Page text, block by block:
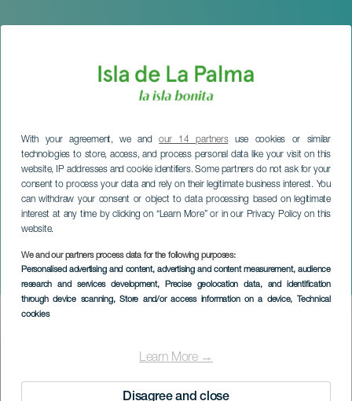
With your agreement, we andour 14 partnersuse cookies or similar
technologies to store, access, and process personal data like your visit on this
website, IP addresses and cookie identifiers. Some partners do not ask for your
consent to process your data and rely on their legitimate business interest. You
can withdraw your consent or object to data processing based on legitimate
interest at any time by clicking on “Learn More” or in our Privacy Policy on this
website.
We and our partners process data for the following purposes:
Personalised advertising and content, advertising and content measurement, audience
research and services development, Precise geolocation data, and identification
through device scanning, Store and/or access information on a device, Technical
cookies
Learn More →
Disagree and close
Carnaval: Los Indianos
LA PALMA
Imagen